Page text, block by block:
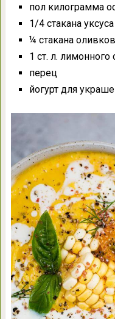
пол килограмма
1/4 стакана
¼ стакана
1 ст. л. лимонного
перец
йогурт для